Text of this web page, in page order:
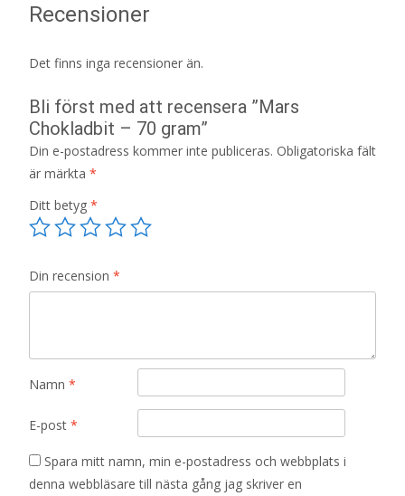
Recensioner
Det finns inga recensioner än.
Bli först med att recensera ”Mars
Chokladbit – 70 gram”
Din e-postadress kommer inte publiceras. Obligatoriska fält
är märkta *
Ditt betyg *
Din recension *
Namn *
E-post *
Spara mitt namn, min e-postadress och webbplats i
denna webbläsare till nästa gång jag skriver en